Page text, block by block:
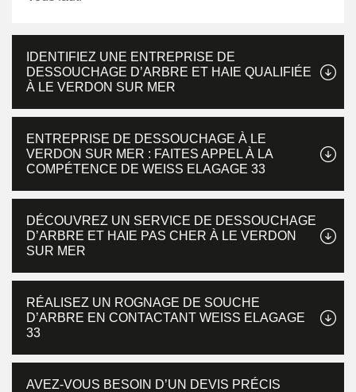
IDENTIFIEZ UNE ENTREPRISE DE
DESSOUCHAGE D’ARBRE ET HAIE QUALIFIÉE
À LE VERDON SUR MER
ENTREPRISE DE DESSOUCHAGE À LE
VERDON SUR MER : FAITES APPEL À LA
COMPÉTENCE DE WEISS ELAGAGE 33
DÉCOUVREZ UN SERVICE DE DESSOUCHAGE
D’ARBRE ET HAIE PAS CHER À LE VERDON
SUR MER
RÉALISEZ UN ROGNAGE DE SOUCHE
D’ARBRE EN CONTACTANT WEISS ELAGAGE
33
AVEZ-VOUS BESOIN D’UN DEVIS PRÉCIS